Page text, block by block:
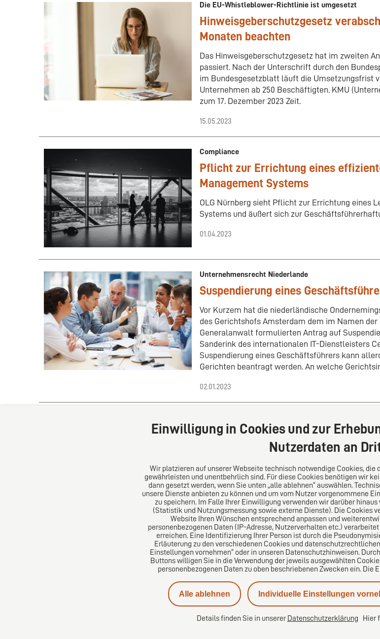
Die EU-Whistleblower-Richtlinie ist umgesetzt
Hinweisgeberschutzgesetz
Monaten beachten
Das Hinweisgeberschutzgesetz hat im zweiten
passiert. Nach der Unterschrift durch den
im Bundesgesetzblatt läuft die Umsetzungsfrist
Unternehmen ab 250 Beschäftigten. KMU
zum 17. Dezember 2023 Zeit.
15.05.2023
Compliance
Pflicht zur Errichtung eines
Management Systems
OLG Nürnberg sieht Pflicht zur Errichtung eines
Systems und äußert sich zur
01.04.2023
Unternehmensrecht Niederlande
Suspendierung eines
Vor Kurzem hat die niederländische
des Gerichtshofs Amsterdam dem im Namen
Generalanwalt formulierten Antrag auf
Sanderink des internationalen IT-Dienstleisters
Suspendierung eines Geschäftsführers kann
Gerichten beantragt werden. An welche
02.01.2023
Zurück 1 2
Über uns
Das Kanzlei-Vertrauensnetzwerk.
Aus Europa für die Welt. Für den
erfolgreichen Mittelstand.
Folgen Sie
Einwilligung in Cookies und zur
Nutzerdaten an
Wir platzieren auf unserer Webseite technisch notwendige Cookies, die
gewährleisten und unentbehrlich sind. Für diese Cookies benötigen wir
dann gesetzt werden, wenn Sie unten „alle ablehnen“ auswählen.
unsere Dienste anbieten zu können und um vom Nutzer vorgenommene
zu speichern. Im Falle Ihrer Einwilligung verwenden wir darüber
(Statistik und Nutzungsmessung sowie externe Dienste). Die Cookies
Website Ihren Wünschen entsprechend anpassen und
personenbezogenen Daten (IP-Adresse, Nutzerverhalten etc.)
erreichen. Eine Identifizierung Ihrer Person ist durch die
Erläuterung zu den verschiedenen Cookies und
Einstellungen vornehmen“ oder in unseren Datenschutzhinweisen.
Buttons willigen Sie in die Verwendung der jeweils ausgewählten
personenbezogenen Daten zu oben beschriebenen Zwecken ein.
Alle ablehnen Individuelle Einstellungen
Details finden Sie in unserer Datenschutzerklärung Hier